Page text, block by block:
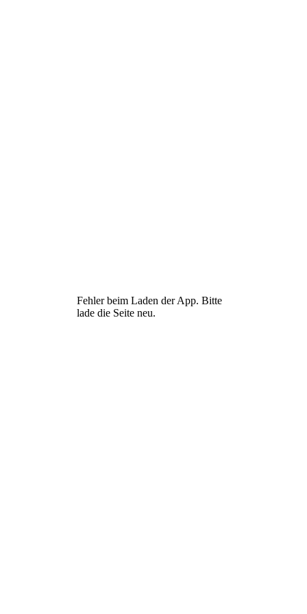
Fehler beim Laden der App. Bitte
lade die Seite neu.